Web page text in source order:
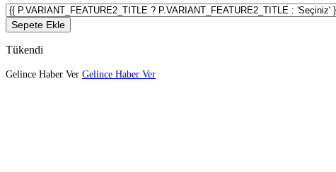
Sepete Ekle
Tükendi
Gelince Haber Ver Gelince Haber Ver